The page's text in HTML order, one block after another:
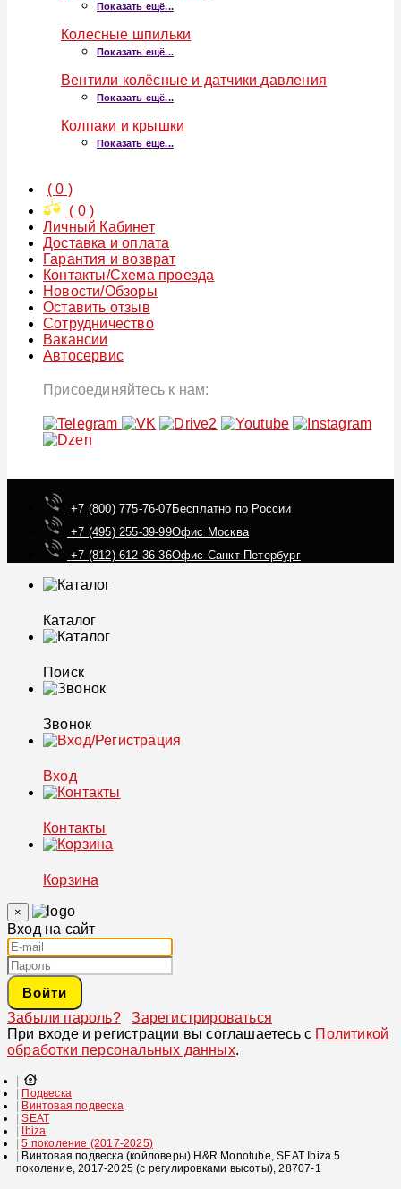
Показать ещё...
Колесные шпильки
Показать ещё...
Вентили колёсные и датчики давления
Показать ещё...
Колпаки и крышки
Показать ещё...
(0 )
( 0)
Личный Кабинет
Доставка и оплата
Гарантия и возврат
Контакты/Схема проезда
Новости/Обзоры
Оставить отзыв
Сотрудничество
Вакансии
Автосервис
Присоединяйтесь к нам:
+7 (800) 775-76-07Бесплатно по России
+7 (495) 255-39-99Офис Москва
+7 (812) 612-36-36Офис Санкт-Петербург
Каталог
Поиск
Звонок
Вход
Контакты
Корзина
×
Вход на сайт
Войти
Забыли пароль?
Зарегистрироваться
При входе и регистрации вы соглашаетесь с Политикой
обработки персональных данных.
Подвеска
Винтовая подвеска
SEAT
Ibiza
5 поколение (2017-2025)
Винтовая подвеска (койловеры) H&R Monotube, SEAT Ibiza 5
поколение, 2017-2025 (с регулировками высоты), 28707-1